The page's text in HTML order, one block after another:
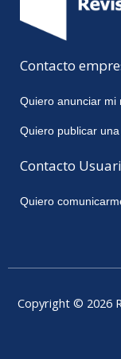
Contacto
Quiero anunciar mi
Quiero publicar
Contacto
Quiero
Copyright © 2026